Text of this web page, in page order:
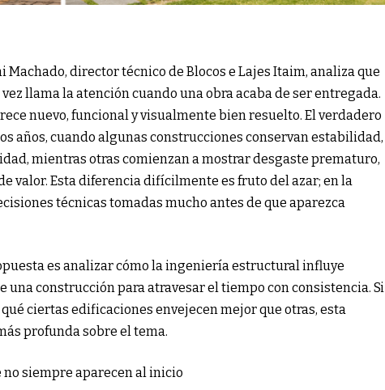
director técnico de Blocos e Lajes Itaim, analiza que
llama la atención cuando una obra acaba de ser entregada.
nuevo, funcional y visualmente bien resuelto. El verdadero
años, cuando algunas construcciones conservan estabilidad,
mientras otras comienzan a mostrar desgaste prematuro,
valor. Esta diferencia difícilmente es fruto del azar; en la
técnicas tomadas mucho antes de que aparezca
es analizar cómo la ingeniería estructural influye
una construcción para atravesar el tiempo con consistencia. Si
ciertas edificaciones envejecen mejor que otras, esta
profunda sobre el tema.
siempre aparecen al inicio